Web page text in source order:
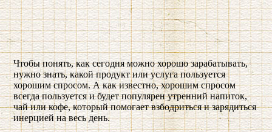
Чтобы понять, как сегодня можно хорошо зарабатывать,
нужно знать, какой продукт или услуга пользуется
хорошим спросом. А как известно, хорошим спросом
всегда пользуется и будет популярен утренний напиток,
чай или кофе, который помогает взбодриться и зарядиться
инерцией на весь день.